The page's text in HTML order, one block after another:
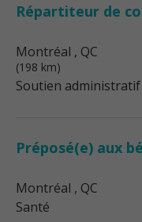
Répartiteur de
Montréal , QC
(198 km)
Soutien administratif
Préposé(e) aux
Montréal , QC
Santé